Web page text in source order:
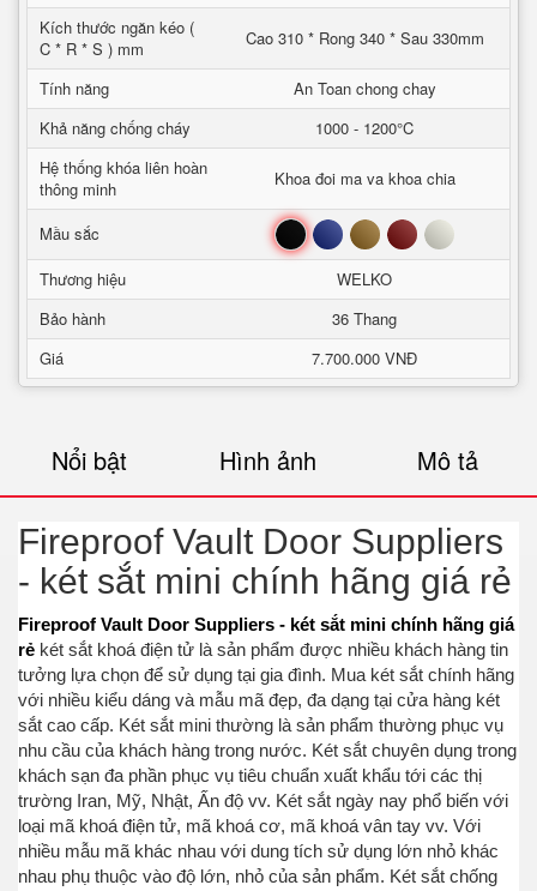
Kích thước ngăn kéo (
C * R * S ) mm
Cao 310 * Rong 340 * Sau 330mm
Tính năng
An Toan chong chay
Khả năng chống cháy
1000 - 1200°C
Hệ thống khóa liên hoàn
thông minh
Khoa đoi ma va khoa chia
Mầu sắc Đen Xanh Nâu Đỏ Trắng
Thương hiệu
WELKO
Bảo hành
36 Thang
Giá
7.700.000 VNĐ
Nổi bật Hình ảnh Mô tả
Fireproof Vault Door Suppliers
- két sắt mini chính hãng giá rẻ
Fireproof Vault Door Suppliers - két sắt mini chính hãng giá
rẻ két sắt khoá điện tử là sản phẩm được nhiều khách hàng tin
tưởng lựa chọn để sử dụng tại gia đình. Mua két sắt chính hãng
với nhiều kiểu dáng và mẫu mã đẹp, đa dạng tại cửa hàng két
sắt cao cấp. Két sắt mini thường là sản phẩm thường phục vụ
nhu cầu của khách hàng trong nước. Két sắt chuyên dụng trong
khách sạn đa phần phục vụ tiêu chuẩn xuất khẩu tới các thị
trường Iran, Mỹ, Nhật, Ấn độ vv. Két sắt ngày nay phổ biến với
loại mã khoá điện tử, mã khoá cơ, mã khoá vân tay vv. Với
nhiều mẫu mã khác nhau với dung tích sử dụng lớn nhỏ khác
nhau phụ thuộc vào độ lớn, nhỏ của sản phẩm. Két sắt chống